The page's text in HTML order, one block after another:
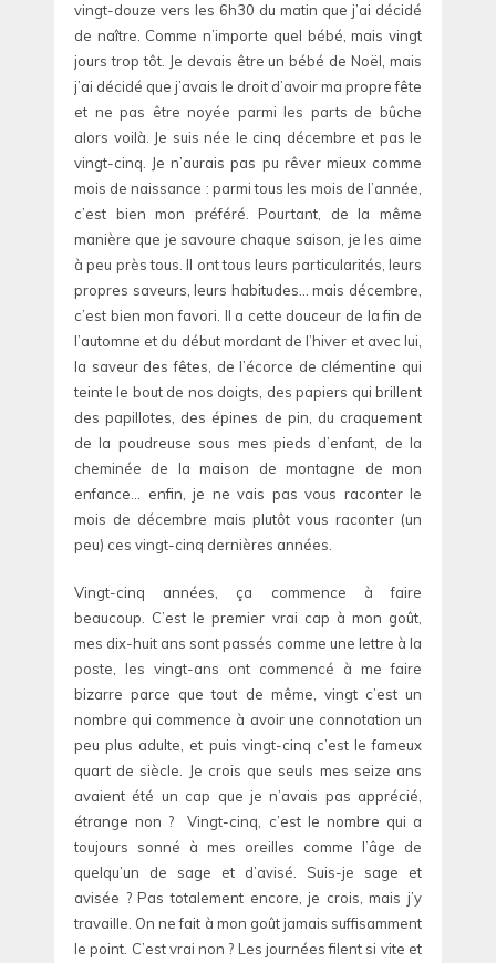
vingt-douze vers les 6h30 du matin que j’ai décidé
de naître. Comme n’importe quel bébé, mais vingt
jours trop tôt. Je devais être un bébé de Noël, mais
j’ai décidé que j’avais le droit d’avoir ma propre fête
et ne pas être noyée parmi les parts de bûche
alors voilà. Je suis née le cinq décembre et pas le
vingt-cinq. Je n’aurais pas pu rêver mieux comme
mois de naissance : parmi tous les mois de l’année,
c’est bien mon préféré. Pourtant, de la même
manière que je savoure chaque saison, je les aime
à peu près tous. Il ont tous leurs particularités, leurs
propres saveurs, leurs habitudes… mais décembre,
c’est bien mon favori. Il a cette douceur de la fin de
l’automne et du début mordant de l’hiver et avec lui,
la saveur des fêtes, de l’écorce de clémentine qui
teinte le bout de nos doigts, des papiers qui brillent
des papillotes, des épines de pin, du craquement
de la poudreuse sous mes pieds d’enfant, de la
cheminée de la maison de montagne de mon
enfance… enfin, je ne vais pas vous raconter le
mois de décembre mais plutôt vous raconter (un
peu) ces vingt-cinq dernières années.
Vingt-cinq années, ça commence à faire
beaucoup. C’est le premier vrai cap à mon goût,
mes dix-huit ans sont passés comme une lettre à la
poste, les vingt-ans ont commencé à me faire
bizarre parce que tout de même, vingt c’est un
nombre qui commence à avoir une connotation un
peu plus adulte, et puis vingt-cinq c’est le fameux
quart de siècle. Je crois que seuls mes seize ans
avaient été un cap que je n’avais pas apprécié,
étrange non ? Vingt-cinq, c’est le nombre qui a
toujours sonné à mes oreilles comme l’âge de
quelqu’un de sage et d’avisé. Suis-je sage et
avisée ? Pas totalement encore, je crois, mais j’y
travaille. On ne fait à mon goût jamais suffisamment
le point. C’est vrai non ? Les journées filent si vite et